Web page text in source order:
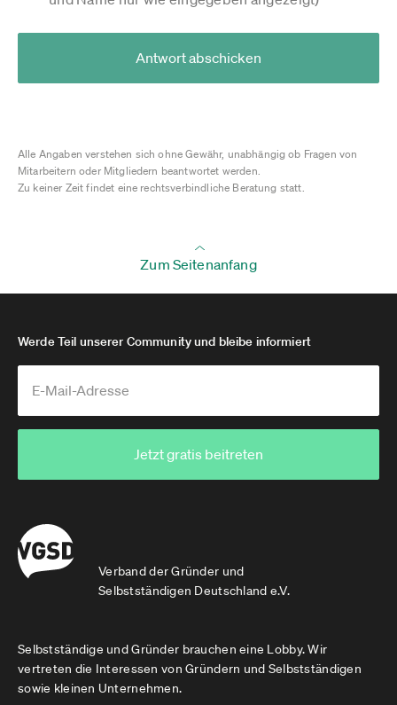
Antwort abschicken
Alle Angaben verstehen sich ohne Gewähr, unabhängig ob Fragen von
Mitarbeitern oder Mitgliedern beantwortet werden.
Zu keiner Zeit findet eine rechtsverbindliche Beratung statt.
Zum Seitenanfang
Verband der Gründer und
Selbstständigen Deutschland e.V.
Werde Teil unserer Community und bleibe informiert
Jetzt gratis beitreten
Selbstständige und Gründer brauchen eine Lobby. Wir
vertreten die Interessen von Gründern und Selbstständigen
sowie kleinen Unternehmen.